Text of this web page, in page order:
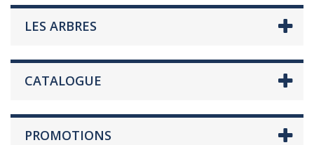
LES ARBRES
CATALOGUE
PROMOTIONS